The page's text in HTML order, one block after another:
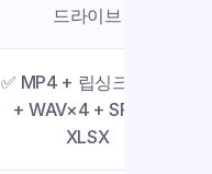
드라이브
✅ MP4 + 립싱크 MP4
+ WAV×4 + SRT +
XLSX